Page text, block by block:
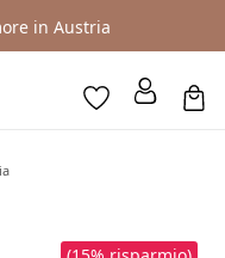
in Austria